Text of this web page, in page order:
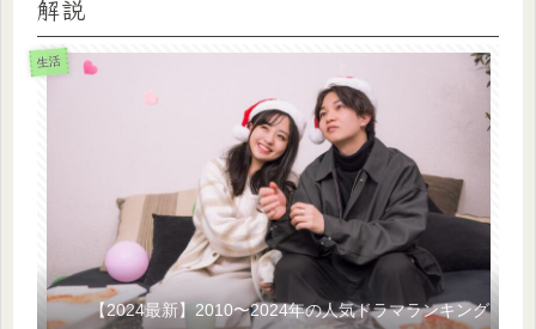
解説
生活
【2024最新】2010〜2024年の人気ドラマランキング